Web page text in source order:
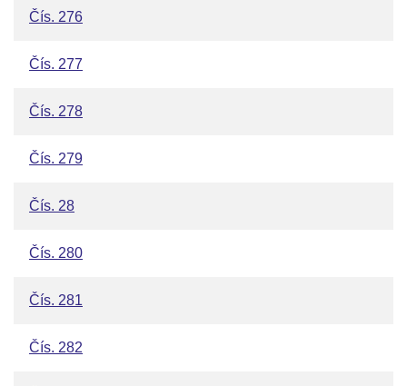
Čís. 276
Čís. 277
Čís. 278
Čís. 279
Čís. 28
Čís. 280
Čís. 281
Čís. 282